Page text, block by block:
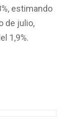
estimando
de julio,
1,9%.